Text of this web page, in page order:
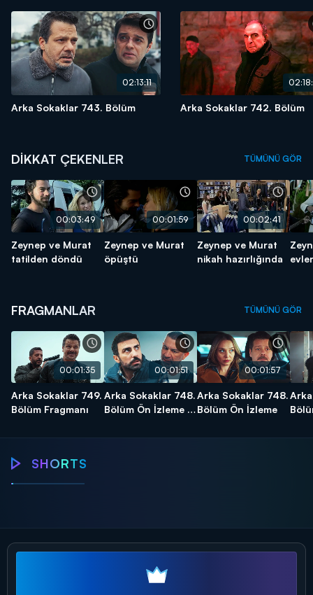
02:13:11
Arka Sokaklar 743. Bölüm Arka Sokaklar 742. Bölüm
DİKKAT ÇEKENLER TÜMÜNÜ GÖR
00:03:49
Zeynep ve Murat
tatilden döndü
00:01:59
Zeynep ve Murat
öpüştü
00:02:41
Zeynep ve Murat
nikah hazırlığında
FRAGMANLAR TÜMÜNÜ GÖR
00:01:35
Arka Sokaklar 749.
Bölüm Fragmanı
00:01:51
Arka Sokaklar 748.
Bölüm Ön İzleme -
00:01:57
Arka Sokaklar 748.
Bölüm Ön İzleme
SHORTS
minnettar...